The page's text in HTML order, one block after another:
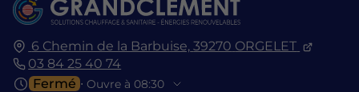
6 Chemin de la Barbuise, 39270 ORGELET
03 84 25 40 74
Fermé ⋅ Ouvre à 08:30